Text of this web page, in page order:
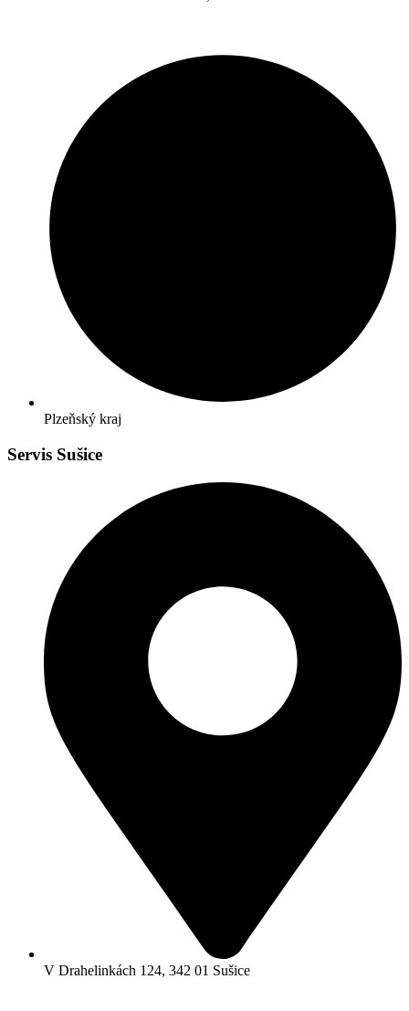
Plzeňský kraj
Servis Sušice
V Drahelinkách 124, 342 01 Sušice